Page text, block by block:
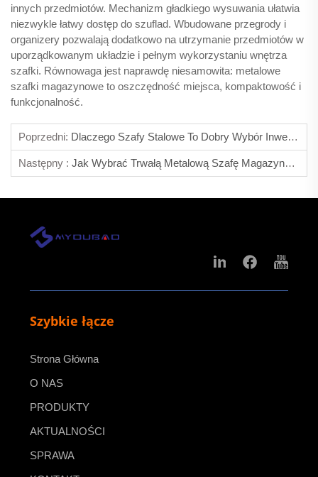
innych przedmiotów. Mechanizm gładkiego wysuwania ułatwia
niezwykle łatwy dostęp do szuflad. Wbudowane przegrody i
organizery pozwalają dodatkowo na utrzymanie przedmiotów w
uporządkowanym układzie i pełnym wykorzystaniu wnętrza
szafki. Równowaga jest naprawdę niesamowita: metalowe
szafki magazynowe to oszczędność miejsca, kompaktowość i
funkcjonalność.
Poprzedni: Dlaczego Szafy Stalowe To Dobry Wybór Inwestycyjny?
Następny : Jak Wybrać Trwałą Metalową Szafę Magazynową Do Magazynów?
Szybkie łącze
Strona Główna
O NAS
PRODUKTY
AKTUALNOŚCI
SPRAWA